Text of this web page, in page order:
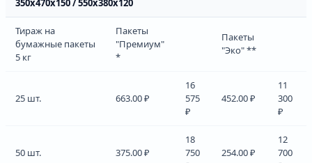
350х470х150 / 550х380х120
Тираж на
бумажные пакеты
5 кг
Пакеты
"Премиум"
*
Пакеты
"Эко" **
25 шт. 663.00 ₽
16
575
₽
452.00 ₽
11
300
₽
50 шт. 375.00 ₽
18
750
254.00 ₽
12
700